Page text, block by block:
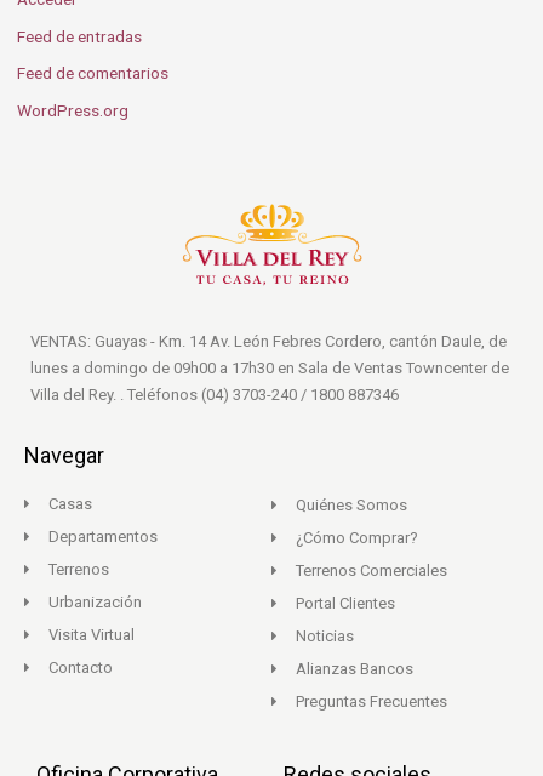
Feed de entradas
Feed de comentarios
WordPress.org
VENTAS: Guayas - Km. 14 Av. León Febres Cordero, cantón Daule, de
lunes a domingo de 09h00 a 17h30 en Sala de Ventas Towncenter de
Villa del Rey. . Teléfonos (04) 3703-240 / 1800 887346
Navegar
Casas
Departamentos
Terrenos
Urbanización
Visita Virtual
Contacto
Quiénes Somos
¿Cómo Comprar?
Terrenos Comerciales
Portal Clientes
Noticias
Alianzas Bancos
Preguntas Frecuentes